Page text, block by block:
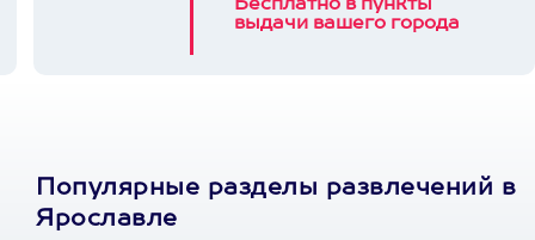
Бесплатно в пункты
выдачи вашего города
Популярные разделы развлечений в
Ярославле